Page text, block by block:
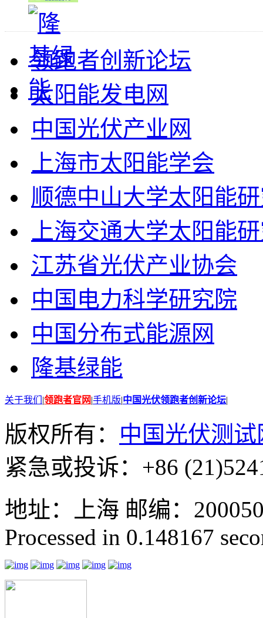
领跑者创新论坛
太阳能发电网
中国光伏产业网
上海市太阳能学会
顺德中山大学太阳能
上海交通大学太阳能
江苏省光伏产业协会
中国电力科学研究院
中国分布式能源网
隆基绿能
关于我们 |领跑者官网|手机版|中国光伏领跑者创新论坛|
版权所有： 中国光伏测试
紧急或投诉：+86
地址：上海 邮编：
Processed in 0.148167